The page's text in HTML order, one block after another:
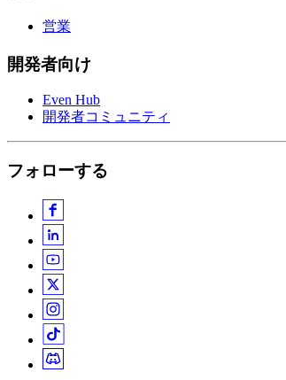
営業
開発者向け
Even Hub
開発者コミュニティ
フォローする